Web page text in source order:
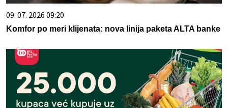
09. 07. 2026 09:20
Komfor po meri klijenata: nova linija paketa ALTA banke